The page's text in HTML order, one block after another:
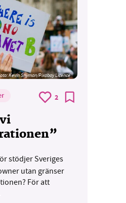
Kevin Snyman/Pixabay Licence
2
stödjer Sveriges
utan gränser
För att